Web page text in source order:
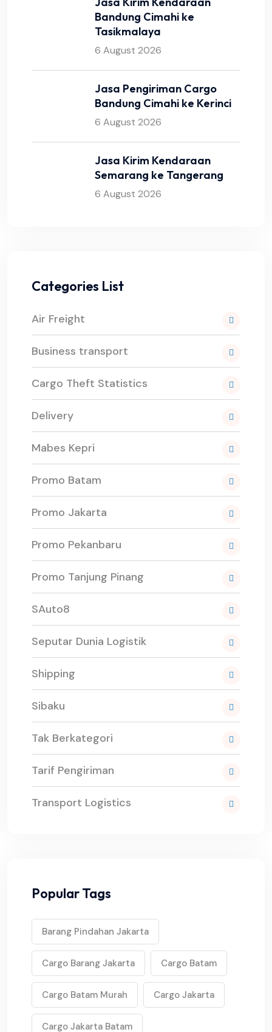
Bandung Cimahi ke
Tasikmalaya
6 August 2026
Jasa Pengiriman Cargo
Bandung Cimahi ke Kerinci
6 August 2026
Jasa Kirim Kendaraan
Semarang ke Tangerang
6 August 2026
Categories List
Air Freight
Business transport
Cargo Theft Statistics
Delivery
Mabes Kepri
Promo Batam
Promo Jakarta
Promo Pekanbaru
Promo Tanjung Pinang
SAuto8
Seputar Dunia Logistik
Shipping
Sibaku
Tak Berkategori
Tarif Pengiriman
Transport Logistics
Popular Tags
Barang Pindahan Jakarta
Cargo Barang Jakarta Cargo Batam
Cargo Batam Murah Cargo Jakarta
Cargo Jakarta Batam